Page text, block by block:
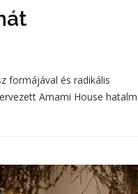
formájával és radikális
Amami House